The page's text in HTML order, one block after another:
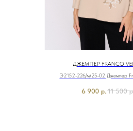
ДЖЕМПЕР FRANCO
Э2152-226/м/25-02 Джемпер
6 900 р.11 500